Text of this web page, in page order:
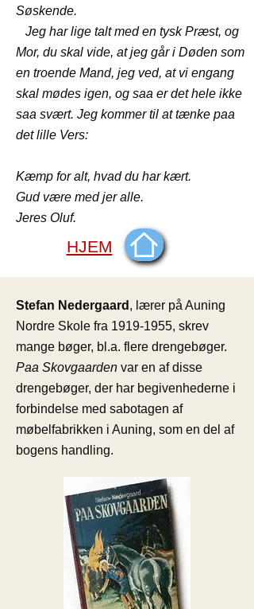
Søskende.
Jeg har lige talt med en tysk Præst, og
Mor, du skal vide, at jeg går i Døden som
en troende Mand, jeg ved, at vi engang
skal mødes igen, og saa er det hele ikke
saa svært. Jeg kommer til at tænke paa
det lille Vers:
Kæmp for alt, hvad du har kært.
Gud være med jer alle.
Jeres Oluf.
HJEM
Stefan Nedergaard , lærer på Auning
Nordre Skole fra 1919-1955, skrev
mange bøger, bl.a. flere drengebøger.
Paa Skovgaarden var en af disse
drengebøger, der har begivenhederne i
forbindelse med sabotagen af
møbelfabrikken i Auning, som en del af
bogens handling.